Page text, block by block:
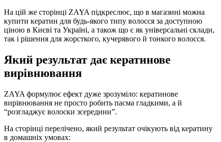
На цій же сторінці ZAYA підкреслює, що в магазині можна
купити кератин для будь-якого типу волосся за доступною
ціною в Києві та Україні, а також що є як універсальні склади,
так і рішення для жорсткого, кучерявого й тонкого волосся.
Який результат дає кератинове
вирівнювання
ZAYA формулює ефект дуже зрозуміло: кератинове
вирівнювання не просто робить пасма гладкими, а й
“розгладжує волоски зсередини”.
На сторінці перелічено, який результат очікують від кератину
в домашніх умовах: